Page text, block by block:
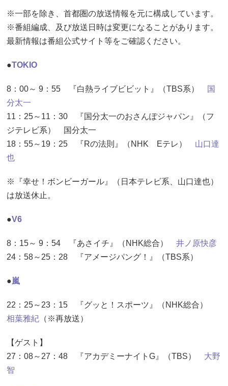
※一部を除き、首都圏の放送情報を元に構成しています。
※番組編成、及び放送日時は変更になることがあります。
最新情報は番組公式サイト等をご確認ください。
●TOKIO
8：00～ 9：55 『白熱ライブビビット』（TBS系）
国
分太一
11：25～11：30 『国分太一のおさんぽジャパン』（フ
ジテレビ系） 国分太一
18：55～19：25 『Rの法則』（NHK Eテレ） 山口達
也
※『幸せ！ボンビーガール』（日本テレビ系、山口達也）
は放送休止。
●V6
8：15～ 9：54 『あさイチ』（NHK総合） 井ノ原快彦
24：58～25：28 『アメージパング！』（TBS系）
●嵐
22：25～23：15 『グッと！スポーツ』（NHK総合）
相葉雅紀 （※再放送）
【ゲスト】
27：08～27：48 『アカデミーナイトG』（TBS） 大野
智